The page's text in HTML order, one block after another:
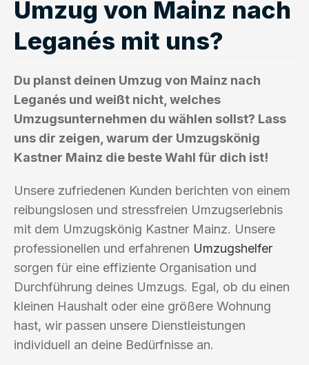
Umzug von Mainz nach
Leganés mit uns?
Du planst deinen Umzug von Mainz nach
Leganés und weißt nicht, welches
Umzugsunternehmen du wählen sollst? Lass
uns dir zeigen, warum der Umzugskönig
Kastner Mainz die beste Wahl für dich ist!
Unsere zufriedenen Kunden berichten von einem
reibungslosen und stressfreien Umzugserlebnis
mit dem Umzugskönig Kastner Mainz. Unsere
professionellen und erfahrenen Umzugshelfer
sorgen für eine effiziente Organisation und
Durchführung deines Umzugs. Egal, ob du einen
kleinen Haushalt oder eine größere Wohnung
hast, wir passen unsere Dienstleistungen
individuell an deine Bedürfnisse an.